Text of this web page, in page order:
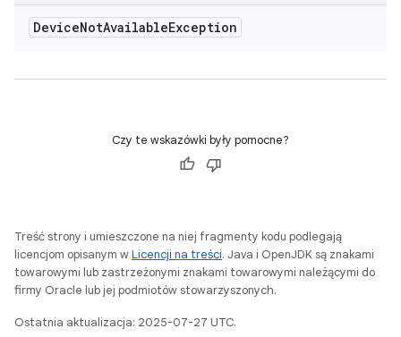
DeviceNotAvailableException
Czy te wskazówki były pomocne?
Treść strony i umieszczone na niej fragmenty kodu podlegają
licencjom opisanym wLicencji na treści. Java i OpenJDK są znakami
towarowymi lub zastrzeżonymi znakami towarowymi należącymi do
firmy Oracle lub jej podmiotów stowarzyszonych.
Ostatnia aktualizacja: 2025-07-27 UTC.